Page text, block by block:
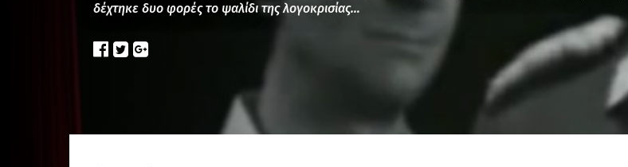
δέχτηκε δυο φορές το ψαλίδι της λογοκρισίας…